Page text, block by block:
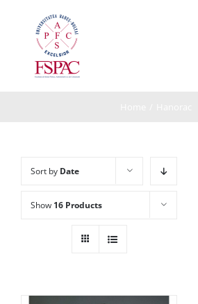
Sort by Date
Show 16 Products